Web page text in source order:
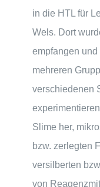
in die HTL für
Wels. Dort
empfangen und
mehreren
verschiedenen
Slime her,
bzw. zerlegten
versilberten
von